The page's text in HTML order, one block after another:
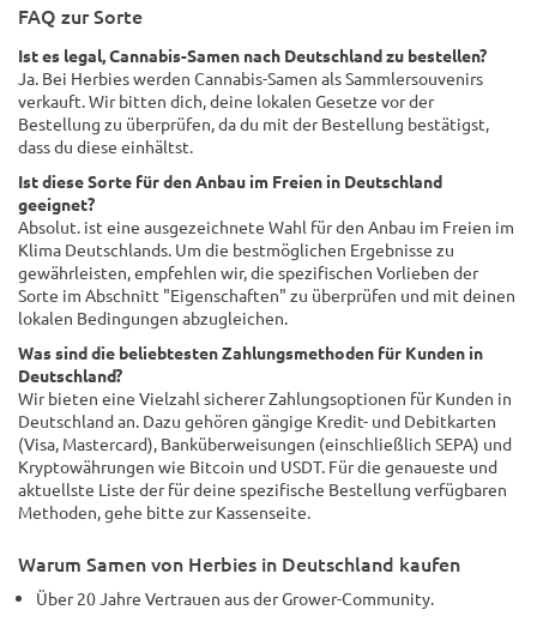
FAQ zur Sorte
Ist es legal, Cannabis-Samen nach Deutschland zu bestellen?
Ja. Bei Herbies werden Cannabis-Samen als Sammlersouvenirs
verkauft. Wir bitten dich, deine lokalen Gesetze vor der
Bestellung zu überprüfen, da du mit der Bestellung bestätigst,
dass du diese einhältst.
Ist diese Sorte für den Anbau im Freien in Deutschland
geeignet?
Absolut. ist eine ausgezeichnete Wahl für den Anbau im Freien im
Klima Deutschlands. Um die bestmöglichen Ergebnisse zu
gewährleisten, empfehlen wir, die spezifischen Vorlieben der
Sorte im Abschnitt "Eigenschaften" zu überprüfen und mit deinen
lokalen Bedingungen abzugleichen.
Was sind die beliebtesten Zahlungsmethoden für Kunden in
Deutschland?
Wir bieten eine Vielzahl sicherer Zahlungsoptionen für Kunden in
Deutschland an. Dazu gehören gängige Kredit- und Debitkarten
(Visa, Mastercard), Banküberweisungen (einschließlich SEPA) und
Kryptowährungen wie Bitcoin und USDT. Für die genaueste und
aktuellste Liste der für deine spezifische Bestellung verfügbaren
Methoden, gehe bitte zur Kassenseite.
Warum Samen von Herbies in Deutschland kaufen
Über 20 Jahre Vertrauen aus der Grower-Community.